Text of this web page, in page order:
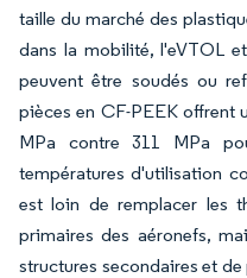
taille du marché des
dans la mobilité, l'eVTOL
peuvent être soudés ou
pièces en CF-PEEK offrent
MPa contre 311 MPa
températures d'utilisation
est loin de remplacer les
primaires des aéronefs,
structures secondaires et